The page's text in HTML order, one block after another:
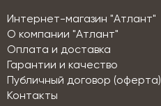
Интернет-магазин "Атлант"
О компании "Атлант"
Оплата и доставка
Гарантии и качество
Публичный договор (оферта)
Контакты